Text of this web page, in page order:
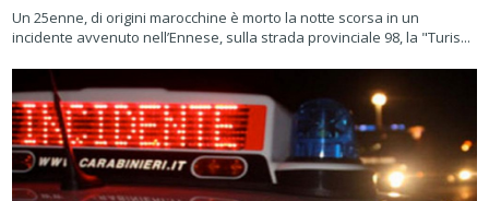
Un 25enne, di origini marocchine è morto la notte scorsa in un
incidente avvenuto nell’Ennese, sulla strada provinciale 98, la "Turis...